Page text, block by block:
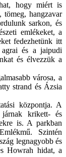
hogy miért is
tömeg, hangzavar
sarkon, és
emlékeket, a
fedezhetünk itt
és a jaipudi
és élvezzük a
városa, a
strand és Ázsia
központja. A
krikett- és
is. A parkban
Szintén
legnagyobb és
Howrah hidat, a